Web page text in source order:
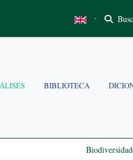
·
BIBLIOTECA